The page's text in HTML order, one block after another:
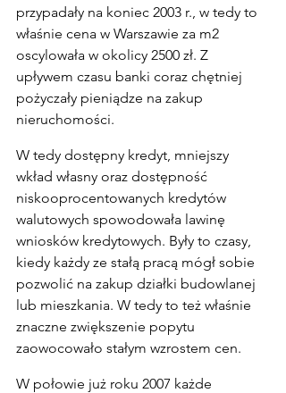
przypadały na koniec 2003 r., w tedy to
właśnie cena w Warszawie za m2
oscylowała w okolicy 2500 zł. Z
upływem czasu banki coraz chętniej
pożyczały pieniądze na zakup
nieruchomości.
W tedy dostępny kredyt, mniejszy
wkład własny oraz dostępność
niskooprocentowanych kredytów
walutowych spowodowała lawinę
wniosków kredytowych. Były to czasy,
kiedy każdy ze stałą pracą mógł sobie
pozwolić na zakup działki budowlanej
lub mieszkania. W tedy to też właśnie
znaczne zwiększenie popytu
zaowocowało stałym wzrostem cen.
W połowie już roku 2007 każde